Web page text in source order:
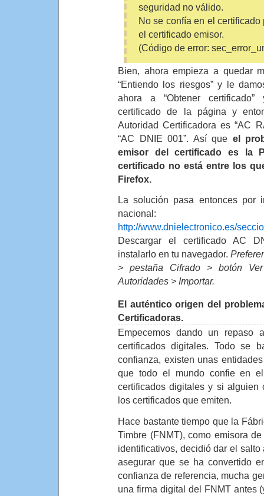
seguridad no válido.
No se confía en el
el certificado emisor.
(Código de error:
Bien, ahora empieza a quedar
“Entiendo los riesgos” y le
ahora a “Obtener
certificado de la página y
Autoridad Certificadora es “AC
“AC DNIE 001”. Así que el
emisor del certificado es la
certificado no está entre los
Firefox.
La solución pasa entonces
nacional:
http://www.dnielectronico.es/
Descargar el certificado AC
instalarlo en tu navegador.
> pestaña Cifrado > botón
Autoridades > Importar.
El auténtico origen del
Certificadoras.
Empecemos dando un repaso
certificados digitales. Todo se
confianza, existen unas
que todo el mundo confie en
certificados digitales y si alguien
los certificados que emiten.
Hace bastante tiempo que la
Timbre (FNMT), como emisora
identificativos, decidió dar el
asegurar que se ha convertido
confianza de referencia, mucha
una firma digital del FNMT antes